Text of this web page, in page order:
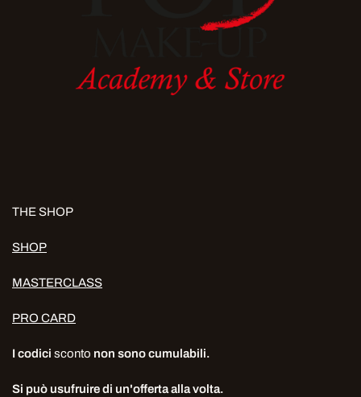
THE SHOP
SHOP
MASTERCLASS
PRO CARD
I codicisconto non sono cumulabili.
Si può usufruire di un'offerta alla volta.